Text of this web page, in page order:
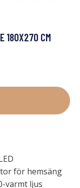
180X270 CM